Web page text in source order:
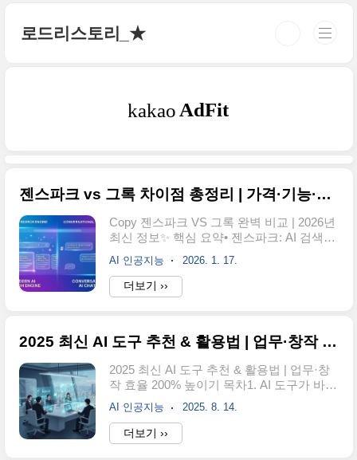
로드리스토리_★
젠스파크 vs 그록 차이점 총정리 | 가격·기능·장단점 비교
Copy 젠스파크 VS 그록 완벽 비교 | 2026년
최신 정보✨ 핵심 요약• 젠스파크: AI 검색엔
진 + 올인원 에이전트 (문서, 슬라이드, 스프
레드시트 등 다양한 작업 가능)• 그록: X(트
위터) 기반 대화형 AI 챗봇 (실시간 정보, 이
미지 생성 특화)• 젠스파크는 업무 생산성,
(Genspark)란?젠스파크는 2023년 출시된
랫폼입니다. 단순한 질문-답변을 넘어 실시
간으로 맞춤형 웹페이지를 생성하는 '스파
크페이지'와 문서, 슬라이드, 스프레드시트
자동 생성 기능을 제공합니다.🎯 젠스파크
의 핵심 기능🔍 AI 검색 엔진실시간 웹 검색
AI 인공지능 2026. 1. 17.
더보기 ››
2025 최신 AI 도구 추천 & 활용법 | 업무·창작 효율 200% 높이기
2025 최신 AI 도구 추천 & 활용법 | 업무·창
작 효율 200% 높이기 목차1. AI 도구가 바꾼
우리의 일상2. 분야별 추천 AI 도구텍스트·
콘텐츠 제작 AI이미지·디자인 AI영상·음성
AI데이터 분석·업무 자동화 AI3. AI 활용 팁
– 퀄리티 높이는 비법4. 활용 사례5. 결론 –
AI 인공지능 2025. 8. 14.
더보기 ››